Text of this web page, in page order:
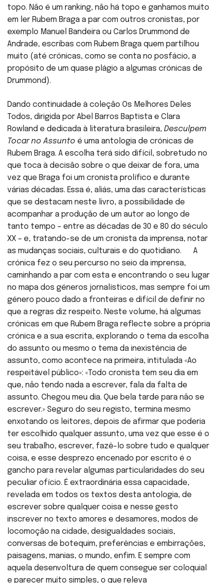
topo. Não é um ranking, não há topo e ganhamos muito
em ler Rubem Braga a par com outros cronistas, por
exemplo Manuel Bandeira ou Carlos Drummond de
Andrade, escribas com Rubem Braga quem partilhou
muito (até crónicas, como se conta no posfácio, a
propósito de um quase plágio a algumas crónicas de
Drummond).
Dando continuidade à coleção Os Melhores Deles
Todos, dirigida por Abel Barros Baptista e Clara
Rowland e dedicada à literatura brasileira, Desculpem
Tocar no Assunto é uma antologia de crónicas de
Rubem Braga. A escolha terá sido difícil, sobretudo no
que toca à decisão sobre o que deixar de fora, uma
vez que Braga foi um cronista prolífico e durante
várias décadas. Essa é, aliás, uma das características
que se destacam neste livro, a possibilidade de
acompanhar a produção de um autor ao longo de
tanto tempo – entre as décadas de 30 e 80 do século
XX – e, tratando-se de um cronista da imprensa, notar
as mudanças sociais, culturais e do quotidiano. A
crónica fez o seu percurso no seio da imprensa,
caminhando a par com esta e encontrando o seu lugar
no mapa dos géneros jornalísticos, mas sempre foi um
género pouco dado a fronteiras e difícil de definir no
que a regras diz respeito. Neste volume, há algumas
crónicas em que Rubem Braga reflecte sobre a própria
crónica e a sua escrita, explorando o tema da escolha
do assunto ou mesmo o tema da inexistência de
assunto, como acontece na primeira, intitulada «Ao
respeitável público»: «Todo cronista tem seu dia em
que, não tendo nada a escrever, fala da falta de
assunto. Chegou meu dia. Que bela tarde para não se
escrever.» Seguro do seu registo, termina mesmo
enxotando os leitores, depois de afirmar que poderia
ter escolhido qualquer assunto, uma vez que esse é o
seu trabalho, escrever, fazê-lo sobre tudo e qualquer
coisa, e esse desprezo encenado por escrito é o
gancho para revelar algumas particularidades do seu
peculiar ofício. É extraordinária essa capacidade,
revelada em todos os textos desta antologia, de
escrever sobre qualquer coisa e nesse gesto
inscrever no texto amores e desamores, modos de
locomoção na cidade, desigualdades sociais,
conversas de botequim, preferências e embirrações,
paisagens, manias, o mundo, enfim. E sempre com
aquela desenvoltura de quem consegue ser coloquial
e parecer muito simples, o que releva